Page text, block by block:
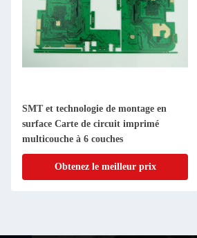
SMT et technologie de montage en
surface Carte de circuit imprimé
multicouche à 6 couches
Obtenez le meilleur prix